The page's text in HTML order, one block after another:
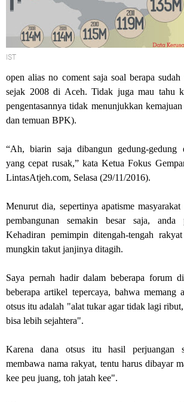
IST
open alias no coment saja soal berapa
sejak 2008 di Aceh. Tidak juga mau tahu
pengentasannya tidak menunjukkan
dan temuan BPK).
“Ah, biarin saja dibangun gedung-gedung
yang cepat rusak,” kata Ketua Fokus
LintasAtjeh.com, Selasa (29/11/2016).
Menurut dia, sepertinya apatisme
pembangunan semakin besar saja, anda
Kehadiran pemimpin ditengah-tengah
mungkin takut janjinya ditagih.
Saya pernah hadir dalam beberapa forum
beberapa artikel tepercaya, bahwa memang
otsus itu adalah "alat tukar agar tidak lagi
bisa lebih sejahtera".
Karena dana otsus itu hasil perjuangan
membawa nama rakyat, tentu harus dibayar
kee peu juang, toh jatah kee".